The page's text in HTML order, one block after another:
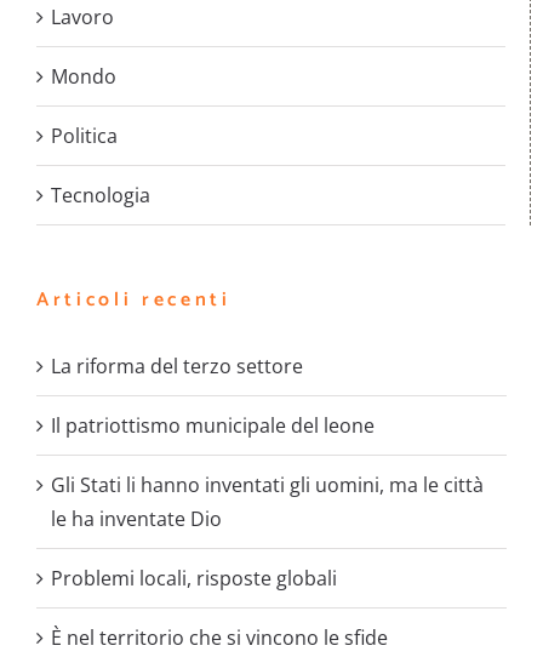
Lavoro
Mondo
Politica
Tecnologia
Articoli recenti
La riforma del terzo settore
Il patriottismo municipale del leone
Gli Stati li hanno inventati gli uomini, ma le città
le ha inventate Dio
Problemi locali, risposte globali
È nel territorio che si vincono le sfide